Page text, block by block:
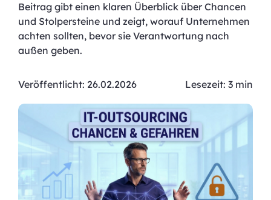
Beitrag gibt einen klaren Überblick über Chancen
und Stolpersteine und zeigt, worauf Unternehmen
achten sollten, bevor sie Verantwortung nach
außen geben.
Veröffentlicht: 26.02.2026 Lesezeit: 3 min